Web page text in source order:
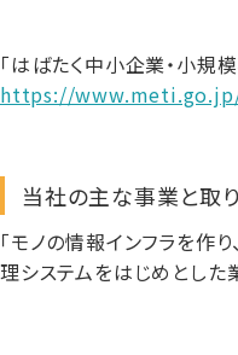
「はばたく中小企業・小規
https://
当社の主な事業と取
「モノの情報インフラを作
理システムをはじめとした